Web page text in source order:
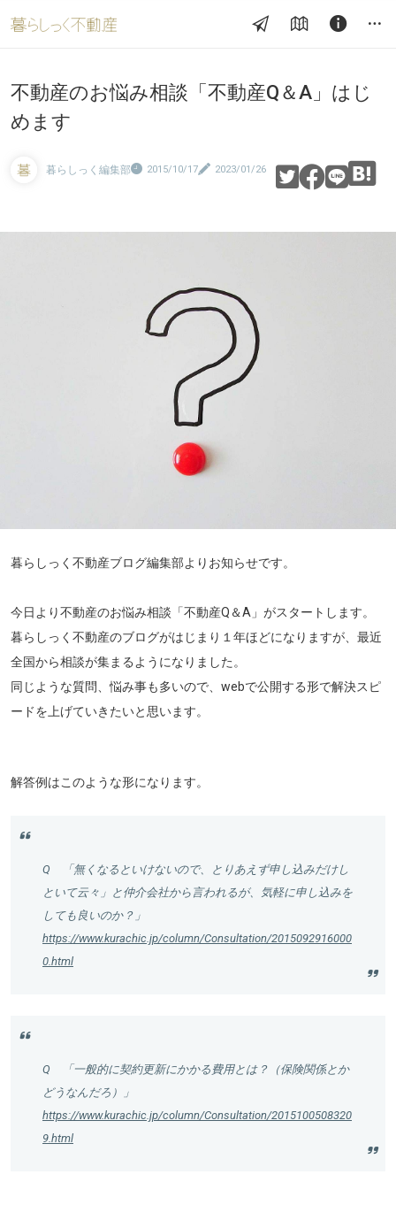
不動産のお悩み相談「不動産Q＆A」はじ
めます
暮らしっく編集部 2015/10/17 2023/01/26
暮らしっく不動産ブログ編集部よりお知らせです。
今日より不動産のお悩み相談「不動産Q＆A」がスタートします。
暮らしっく不動産のブログがはじまり１年ほどになりますが、最近
全国から相談が集まるようになりました。
同じような質問、悩み事も多いので、webで公開する形で解決スピ
ードを上げていきたいと思います。
解答例はこのような形になります。
Q 「無くなるといけないので、とりあえず申し込みだけし
といて云々」と仲介会社から言われるが、気軽に申し込みを
しても良いのか？」
https://www.kurachic.jp/column/Consultation/2015092916000
0.html
Q 「一般的に契約更新にかかる費用とは？（保険関係とか
どうなんだろ）」
https://www.kurachic.jp/column/Consultation/2015100508320
9.html